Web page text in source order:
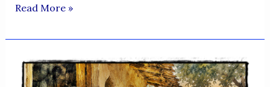
PROFESSOR
AHMED
ARSHI
SAHAB
Read More »